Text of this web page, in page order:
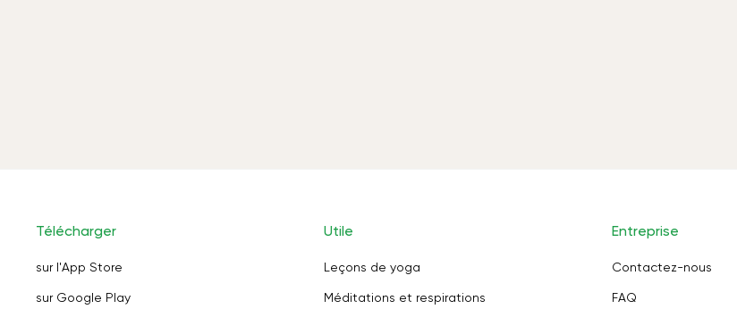
Télécharger
sur l'App Store
sur Google Play
Utile
Leçons de yoga
Méditations et respirations
Entreprise
Contactez-nous
FAQ